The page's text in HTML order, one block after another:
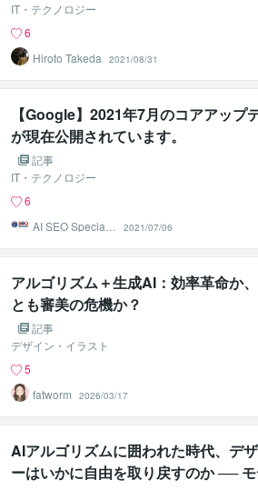
IT・テクノロジー
6
Hiroto Takeda
2021/08/31
【Google】2021年7月のコアアップ
が現在公開されています。
記事
IT・テクノロジー
6
AI SEO Specialis
2021/07/06
アルゴリズム＋生成AI：効率革命か
とも審美の危機か？
記事
デザイン・イラスト
5
fatworm
2026/03/17
AIアルゴリズムに囲われた時代、デ
ーはいかに自由を取り戻すのか ──